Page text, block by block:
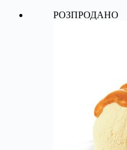
РОЗПРОДАНО